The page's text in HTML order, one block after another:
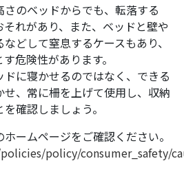
のベッドからでも、転落する
れがあり、また、ベッドと壁や
どして窒息するケースもあり、
危険性があります。
に寝かせるのではなく、できる
、常に柵を上げて使用し、収納
確認しましょう。
ームページをご確認ください。
policy/consumer_safety/